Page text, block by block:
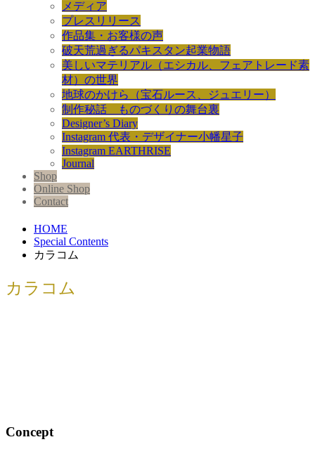
メディア
プレスリリース
作品集・お客様の声
破天荒過ぎるパキスタン起業物語
美しいマテリアル（エシカル、フェアトレード素
材）の世界
地球のかけら（宝石ルース、ジュエリー）
制作秘話 ものづくりの舞台裏
Designer’s Diary
Instagram 代表・デザイナー小幡星子
Instagram EARTHRISE
Journal
Shop
Online Shop
Contact
HOME
Special Contents
カラコム
カラコム
Concept